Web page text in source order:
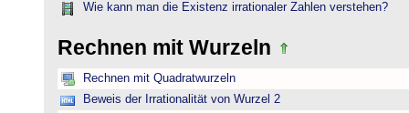
Wie kann man die Existenz irrationaler Zahlen verstehen?
Rechnen mit Wurzeln
Rechnen mit Quadratwurzeln
Beweis der Irrationalität von Wurzel 2